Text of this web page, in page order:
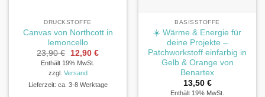
DRUCKSTOFFE
Canvas von Northcott in
lemoncello
23,90€
Ursprünglicher
Preis
war:
23,90 €
12,90 €Aktueller
Enthält 19% MwSt.
zzgl. Versand
Lieferzeit: ca. 3-8 Werktage
BASISSTOFFE
☀️ Wärme & Energie für
deine Projekte –
Patchworkstoff einfarbig in
Gelb & Orange von
Benartex
13,50 €
Enthält 19% MwSt.